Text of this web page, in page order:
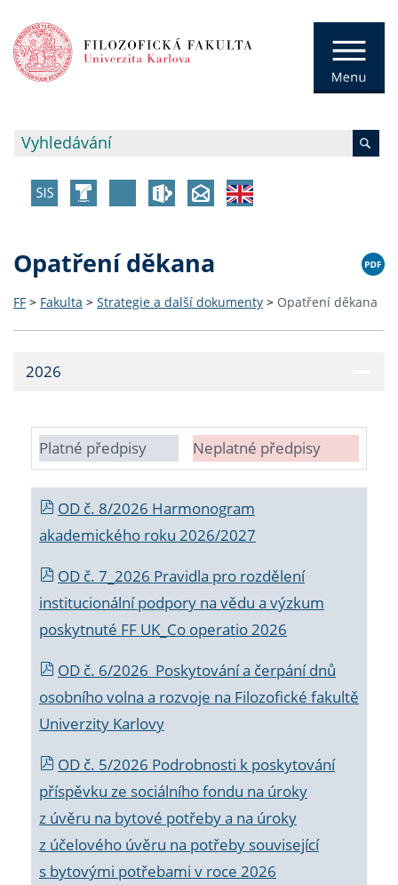
Opatření děkana
FF > Fakulta > Strategie a další dokumenty > Opatření děkana
2026
Platné předpisy Neplatné předpisy
OD č. 8/2026 Harmonogram
akademického roku 2026/2027
OD č. 7_2026 Pravidla pro rozdělení
institucionální podpory na vědu a výzkum
poskytnuté FF UK_Co operatio 2026
OD č. 6/2026 Poskytování a čerpání dnů
osobního volna a rozvoje na Filozofické fakultě
Univerzity Karlovy
OD č. 5/2026 Podrobnosti k poskytování
příspěvku ze sociálního fondu na úroky
z úvěru na bytové potřeby a na úroky
z účelového úvěru na potřeby související
s bytovými potřebami v roce 2026